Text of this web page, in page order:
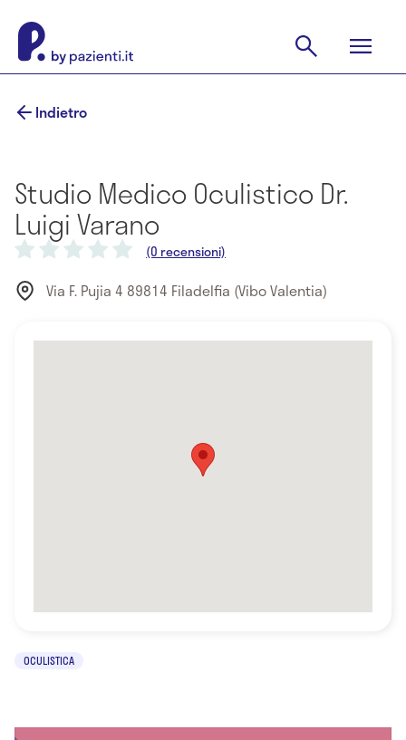
Indietro
Studio Medico Oculistico Dr.
Luigi Varano
(0 recensioni)
Via F. Pujia 4 89814 Filadelfia (Vibo Valentia)
OCULISTICA